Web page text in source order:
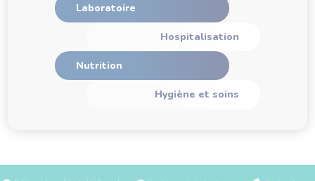
Laboratoire
Hospitalisation
Nutrition
Hygiène et soins